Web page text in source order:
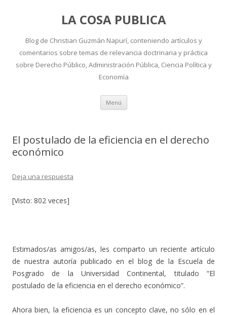
LA COSA PUBLICA
Blog de Christian Guzmán Napurí, conteniendo artículos y
comentarios sobre temas de relevancia doctrinaria y práctica
sobre Derecho Público, Administración Pública, Ciencia Política y
Economía
Menú Ir
contenido
El postulado de la eficiencia en el derecho
económico
Deja una respuesta
[Visto: 802 veces]
Estimados/as amigos/as, les comparto un reciente artículo
de nuestra autoría publicado en el blog de la Escuela de
Posgrado de la Universidad Continental, titulado “El
postulado de la eficiencia en el derecho económico”.
Ahora bien, la eficiencia es un concepto clave, no sólo en el